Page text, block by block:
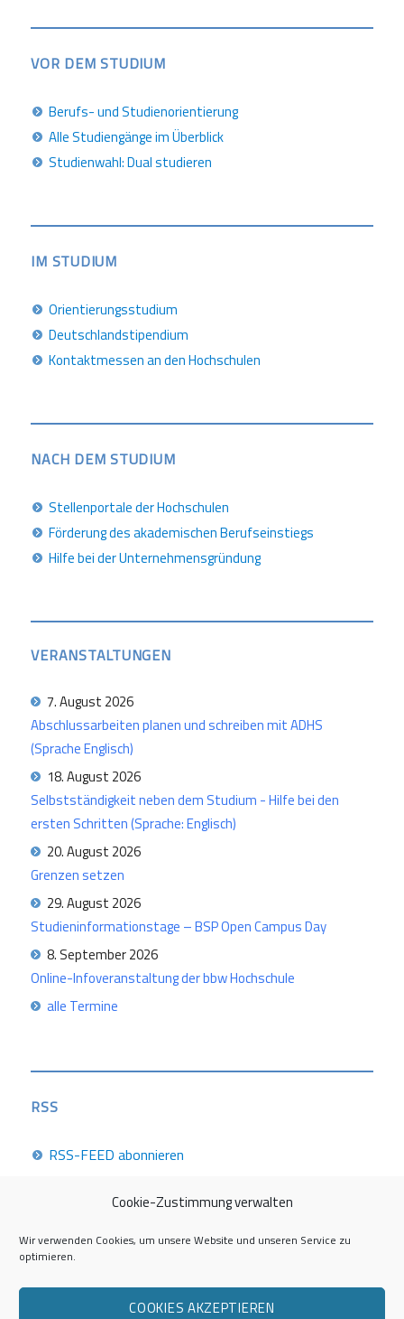
Cookie-Zustimmung verwalten
Wir verwenden Cookies, um unsere Website und unseren Service zu
optimieren.
COOKIES AKZEPTIEREN
VOR DEM STUDIUM
Berufs- und Studienorientierung
Alle Studiengänge im Überblick
Studienwahl: Dual studieren
IM STUDIUM
Orientierungsstudium
Deutschlandstipendium
Kontaktmessen an den Hochschulen
NACH DEM STUDIUM
Stellenportale der Hochschulen
Förderung des akademischen Berufseinstiegs
Hilfe bei der Unternehmensgründung
VERANSTALTUNGEN
7. August 2026
Abschlussarbeiten planen und schreiben mit ADHS
(Sprache Englisch)
18. August 2026
Selbstständigkeit neben dem Studium - Hilfe bei den
ersten Schritten (Sprache: Englisch)
20. August 2026
Grenzen setzen
29. August 2026
Studieninformationstage – BSP Open Campus Day
8. September 2026
Online-Infoveranstaltung der bbw Hochschule
alle Termine
RSS
RSS-FEED abonnieren
Career Week 2026
Die Career Center im Überblick